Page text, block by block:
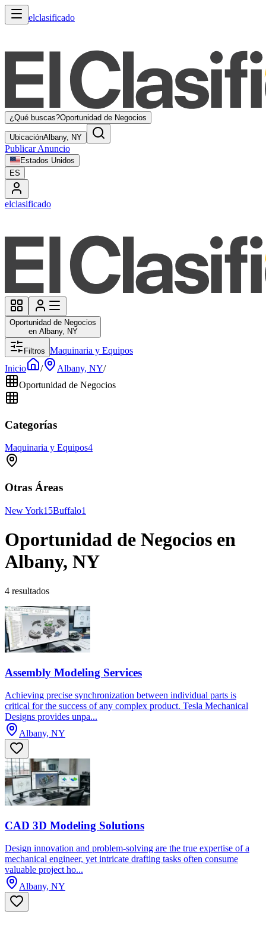
elclasificado
¿Qué buscas?Oportunidad de Negocios
UbicaciónAlbany, NY
Publicar Anuncio
Estados Unidos
ES
elclasificado
Oportunidad de Negocios
en Albany, NY
Filtros Maquinaria y Equipos
Inicio
/ Albany, NY/
Oportunidad de Negocios
Categorías
Maquinaria y Equipos4
Otras Áreas
New York15Buffalo1
Oportunidad de Negocios en
Albany, NY
4 resultados
Assembly Modeling Services
Achieving precise synchronization between individual parts is
critical for the success of any complex product. Tesla Mechanical
Designs provides unpa...
Albany, NY
CAD 3D Modeling Solutions
Design innovation and problem-solving are the true expertise of a
mechanical engineer, yet intricate drafting tasks often consume
valuable project ho...
Albany, NY